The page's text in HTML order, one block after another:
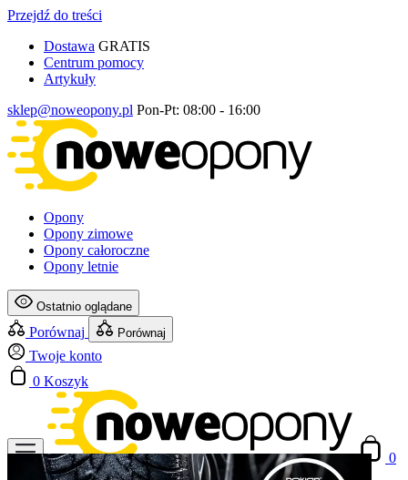
Przejdź do treści
Dostawa GRATIS
Centrum pomocy
Artykuły
sklep@noweopony.pl Pon-Pt: 08:00 - 16:00
Opony
Opony zimowe
Opony całoroczne
Opony letnie
Ostatnio oglądane
Porównaj Porównaj
Twoje konto
0 Koszyk
0